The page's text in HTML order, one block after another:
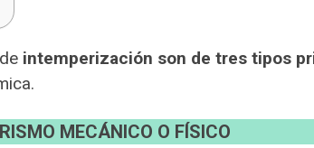
intemperización son de tres tipos
MECÁNICO O FÍSICO